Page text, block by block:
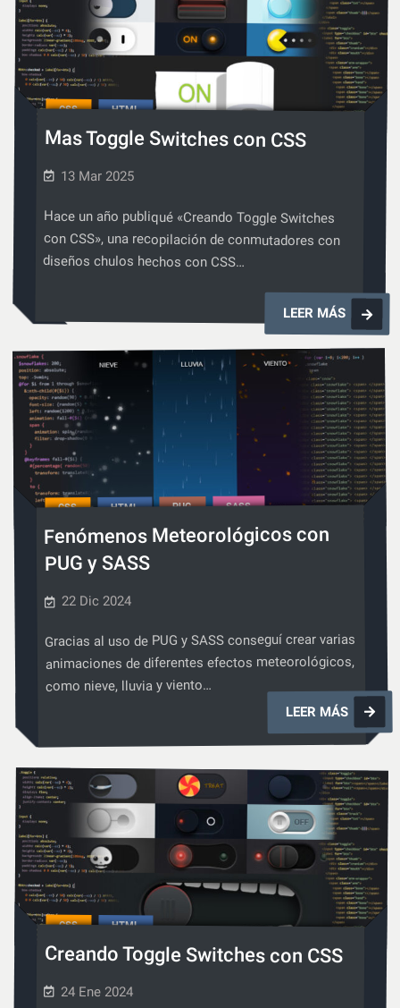
Atari
1988
CSS HTML
Mas Toggle Switches con CSS
13 Mar 2025
Hace un año publiqué «Creando Toggle Switches
con CSS», una recopilación de conmutadores con
diseños chulos hechos con CSS…
LEER MÁSMas
Toggle
Switches
con
CSS
CSS HTML PUG SASS
Fenómenos Meteorológicos con
PUG y SASS
22 Dic 2024
Gracias al uso de PUG y SASS conseguí crear varias
animaciones de diferentes efectos meteorológicos,
como nieve, lluvia y viento…
LEER MÁS
PUG
y
SASS
CSS HTML
Creando Toggle Switches con CSS
24 Ene 2024